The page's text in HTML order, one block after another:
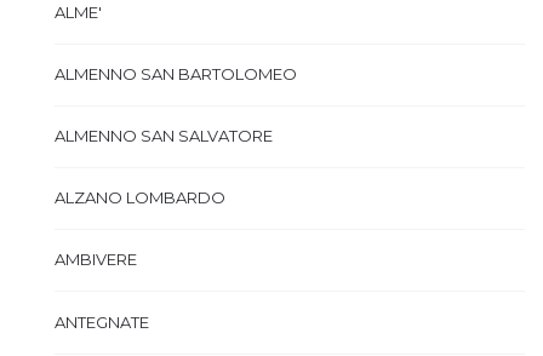
ALME'
ALMENNO SAN BARTOLOMEO
ALMENNO SAN SALVATORE
ALZANO LOMBARDO
AMBIVERE
ANTEGNATE